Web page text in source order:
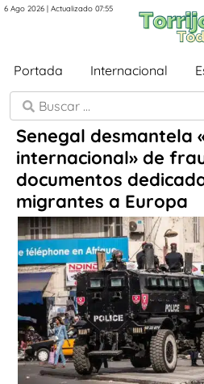
6 Ago 2026 | Actualizado 07:55
Portada Internacional
Senegal desmantela
internacional» de
documentos
migrantes a Europa